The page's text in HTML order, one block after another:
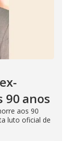
90 anos
aos 90
luto oficial de